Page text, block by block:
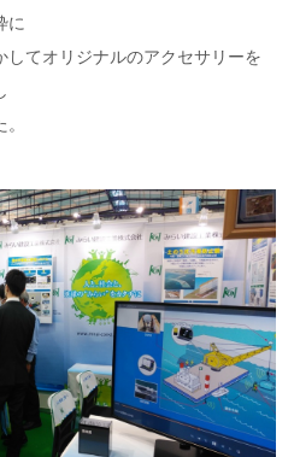
に
してオリジナルのアクセサリーを